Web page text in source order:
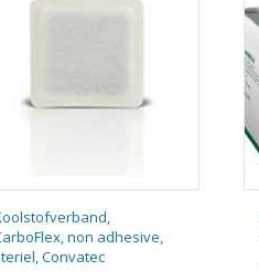
non adhesive,
Convatec